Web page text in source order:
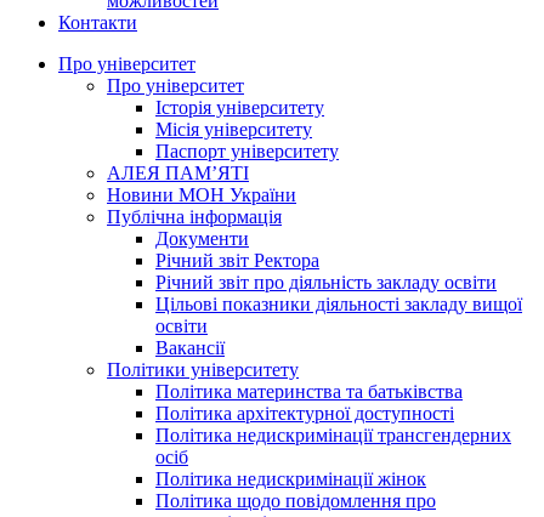
Контакти
Про університет
Про університет
Історія університету
Місія університету
Паспорт університету
АЛЕЯ ПАМ’ЯТІ
Новини МОН України
Публічна інформація
Документи
Річний звіт Ректора
Річний звіт про діяльність закладу освіти
Цільові показники діяльності закладу вищої
освіти
Вакансії
Політики університету
Політика материнства та батьківства
Політика архітектурної доступності
Політика недискримінації трансгендерних
осіб
Політика недискримінації жінок
Політика щодо повідомлення про